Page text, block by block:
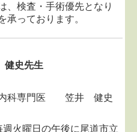
、検査・手術優先となり
承っております。
史先生
内科専門医 笠井 健史
火曜日の午後に尾道市立